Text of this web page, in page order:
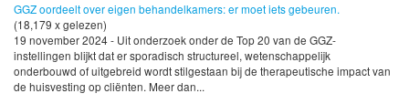
GGZ oordeelt over eigen behandelkamers: er moet iets gebeuren.
(18,179 x gelezen)
19 november 2024 - Uit onderzoek onder de Top 20 van de GGZ-
instellingen blijkt dat er sporadisch structureel, wetenschappelijk
onderbouwd of uitgebreid wordt stilgestaan bij de therapeutische impact van
de huisvesting op cliënten. Meer dan...